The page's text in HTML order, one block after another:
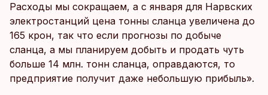
Расходы мы сокращаем, а с января для Нарвских
электростанций цена тонны сланца увеличена до
165 крон, так что если прогнозы по добыче
сланца, а мы планируем добыть и продать чуть
больше 14 млн. тонн сланца, оправдаются, то
предприятие получит даже небольшую прибыль».